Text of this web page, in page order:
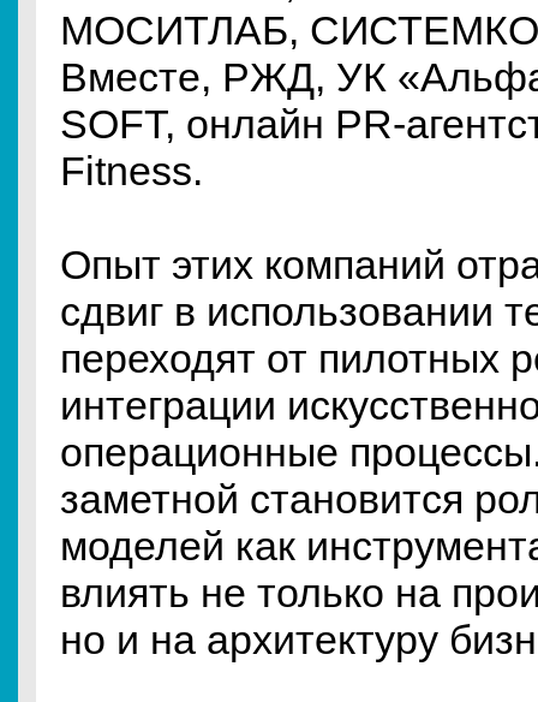
МОСИТЛАБ, СИСТЕМКО,
Вместе, РЖД, УК
SOFT, онлайн PR-
Fitness.
Опыт этих компаний
сдвиг в использовании
переходят от пилотных
интеграции
операционные
заметной становится
моделей как
влиять не только на
но и на архитектуру